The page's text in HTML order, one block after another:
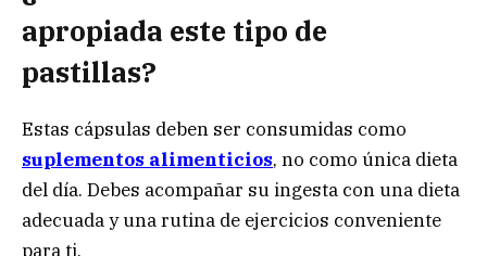
apropiada este tipo de
pastillas?
Estas cápsulas deben ser consumidas como
suplementos alimenticios, no como única dieta
del día. Debes acompañar su ingesta con una dieta
adecuada y una rutina de ejercicios conveniente
para ti.